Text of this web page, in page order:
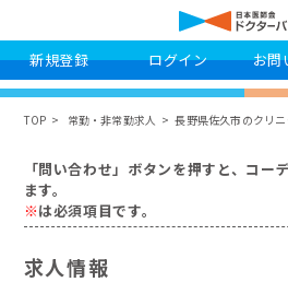
新規登録 ログイン お問
TOP 常勤・非常勤求人 長野県佐久市のクリ
「問い合わせ」ボタンを押すと、コー
ます。
※は必須項目です。
求人情報